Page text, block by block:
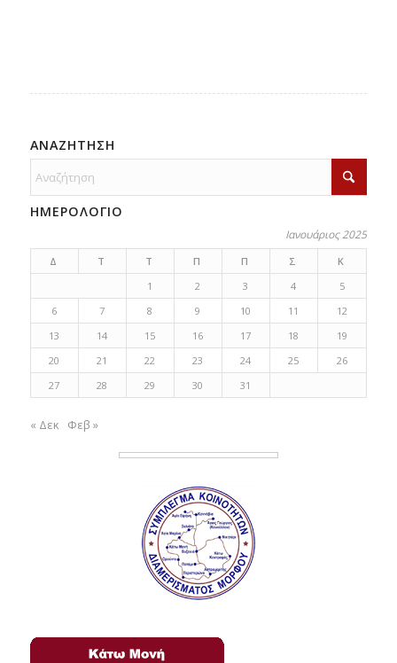
ΑΝΑΖΗΤΗΣΗ
ΗΜΕΡΟΛΟΓΙΟ
Ιανουάριος 2025
Δ Τ Τ Π Π Σ
Κ
1
2 3 4
5
6
7 8 9 10 11
12
13
14 15 16 17 18
19
20
21 22 23 24 25
26
27
28 29 30 31
« Δεκ Φεβ »